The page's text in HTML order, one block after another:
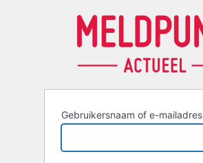
Gebruikersnaam of e-mailadres